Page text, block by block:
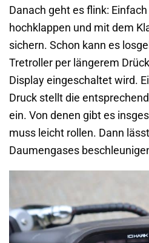
Danach geht es flink:
hochklappen und mit dem
sichern. Schon kann es
Tretroller per längerem
Display eingeschaltet wird.
Druck stellt die
ein. Von denen gibt es
muss leicht rollen. Dann
Daumengases